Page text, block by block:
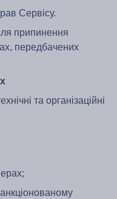
Сервісу.
припинення
передбачених
та організаційні